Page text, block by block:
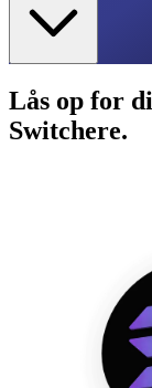
Lås op for
Switchere.